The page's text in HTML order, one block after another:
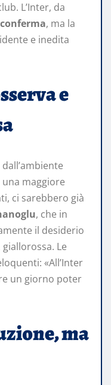
L’Inter, da
, ma la
e inedita
e
maggiore
ci sarebbero già
, che in
il desiderio
Le
«All’Inter
un giorno poter
ma